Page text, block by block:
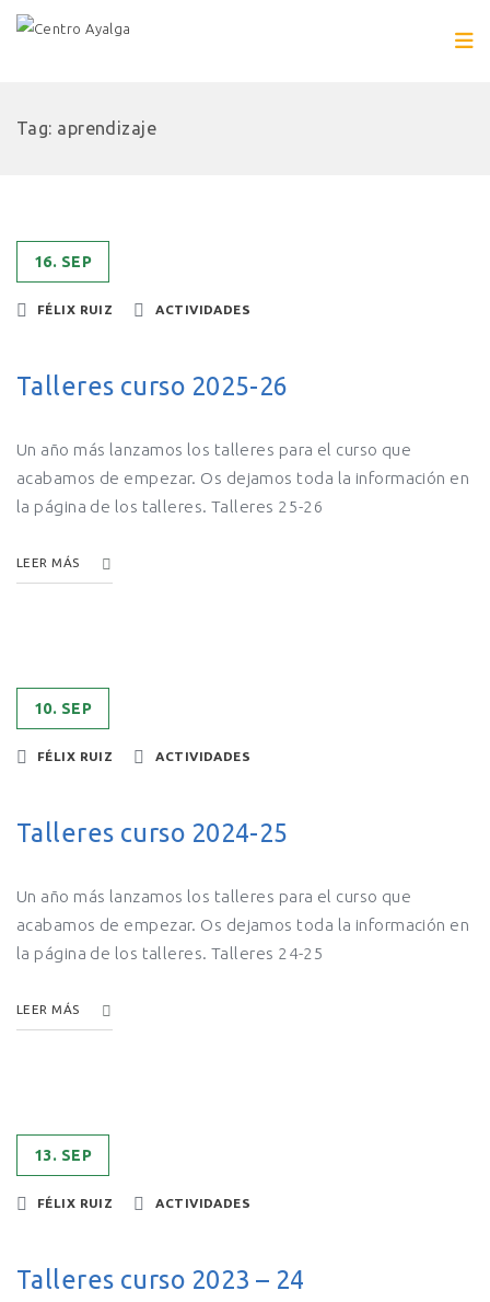
Tag: aprendizaje
16. SEP
FÉLIX RUIZ ACTIVIDADES
Talleres curso 2025-26
Un año más lanzamos los talleres para el curso que
acabamos de empezar. Os dejamos toda la información en
la página de los talleres. Talleres 25-26
LEER MÁS
10. SEP
FÉLIX RUIZ ACTIVIDADES
Talleres curso 2024-25
Un año más lanzamos los talleres para el curso que
acabamos de empezar. Os dejamos toda la información en
la página de los talleres. Talleres 24-25
LEER MÁS
13. SEP
FÉLIX RUIZ ACTIVIDADES
Talleres curso 2023 – 24